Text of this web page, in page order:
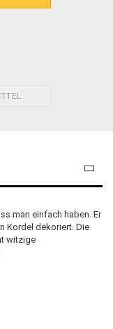
man einfach haben. Er
Kordel dekoriert. Die
witzige